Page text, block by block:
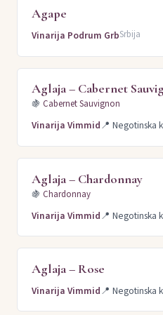
Agape
Vinarija Podrum GrbSrbija
Aglaja – Cabernet
🍇 Cabernet Sauvignon
Vinarija Vimmid📍 Negotinska
Aglaja – Chardonnay
🍇 Chardonnay
Vinarija Vimmid📍 Negotinska
Aglaja – Rose
Vinarija Vimmid📍 Negotinska